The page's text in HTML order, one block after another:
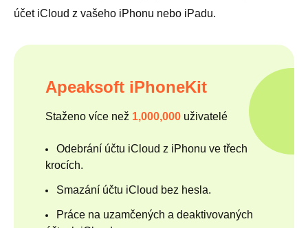
účet iCloud z vašeho iPhonu nebo iPadu.
Apeaksoft iPhoneKit
Staženo více než 1,000,000 uživatelé
Odebrání účtu iCloud z iPhonu ve třech
krocích.
Smazání účtu iCloud bez hesla.
Práce na uzamčených a deaktivovaných